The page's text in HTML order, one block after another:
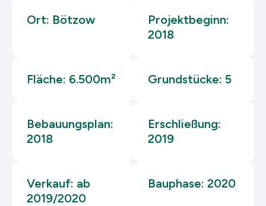
Ort: Bötzow
Projektbeginn:
2018
Fläche: 6.500m² Grundstücke: 5
Bebauungsplan:
2018
Erschließung:
2019
Verkauf: ab
2019/2020
Bauphase: 2020